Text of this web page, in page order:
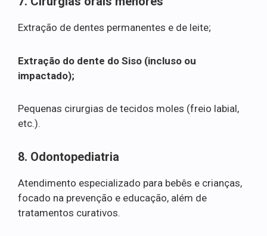
Extração de dentes permanentes e de leite;
Extração do dente do Siso (incluso ou
impactado);
Pequenas cirurgias de tecidos moles (freio labial,
etc.).
8. Odontopediatria
Atendimento especializado para bebês e crianças,
focado na prevenção e educação, além de
tratamentos curativos.